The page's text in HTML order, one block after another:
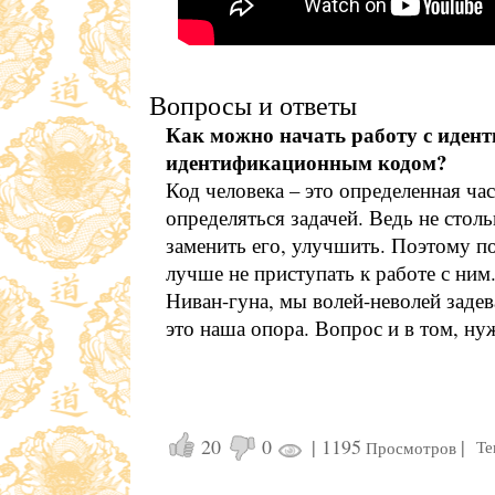
Вопросы и ответы
Как можно начать работу с
идентификационным кодом?
Код человека – это определенная
определяться задачей. Ведь не
заменить его, улучшить. Поэтому
лучше не приступать к работе с
Ниван-гуна, мы волей-неволей
это наша опора. Вопрос и в том,
20 0 | 1195 Просмотров |